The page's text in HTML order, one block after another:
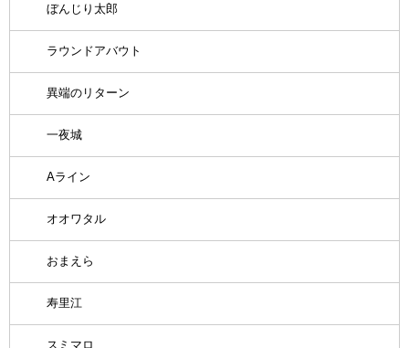
ぼんじり太郎
ラウンドアバウト
異端のリターン
一夜城
Aライン
オオワタル
おまえら
寿里江
スミマロ